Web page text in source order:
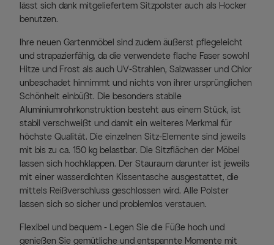
lässt sich dank mitgeliefertem Sitzpolster auch als Hocker
benutzen.
Ihre neuen Gartenmöbel sind zudem äußerst pflegeleicht
und strapazierfähig, da die verwendete flache Faser sowohl
Hitze und Frost als auch UV-Strahlen, Salzwasser und Chlor
unbeschadet hinnimmt und nichts von ihrer ursprünglichen
Schönheit einbüßt. Die besonders stabile
Aluminiumrohrkonstruktion besteht aus einem Stück, ist
stabil verschweißt und damit ein weiteres Merkmal für
höchste Qualität. Die einzelnen Sitz-Elemente sind jeweils
mit bis zu ca. 150 kg belastbar. Die Sitzflächen der Möbel
lassen sich hochklappen. Der Stauraum darunter ist jeweils
mit einer wasserdichten Kissentasche ausgestattet, die
mittels Reißverschluss geschlossen wird. Alle Polster
lassen sich so sicher und problemlos verstauen.
Flexibel und bequem - Legen Sie die Füße hoch und
genießen Sie gemütliche und entspannte Momente mit